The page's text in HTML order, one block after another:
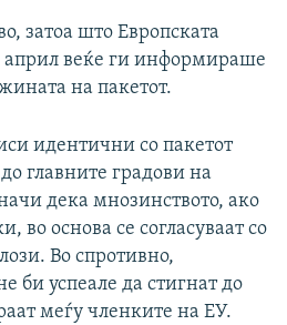
затоа што Европската
април веќе ги информираше
на пакетот.
идентични со пакетот
главните градови на
дека мнозинството, ако
во основа се согласуваат со
Во спротивно,
би успеале да стигнат до
меѓу членките на ЕУ.